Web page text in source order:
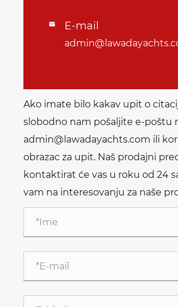
 E-mail
Ako imate bilo kakav upit o
slobodno nam pošaljite e-poštu
admin@lawadayachts.com ili
obrazac za upit. Naš prodajni
kontaktirat će vas u roku od 24
vam na interesovanju za naše